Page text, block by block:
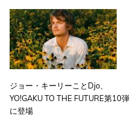
ジョー・キーリーことDjo、
YO!GAKU TO THE FUTURE第10弾
に登場